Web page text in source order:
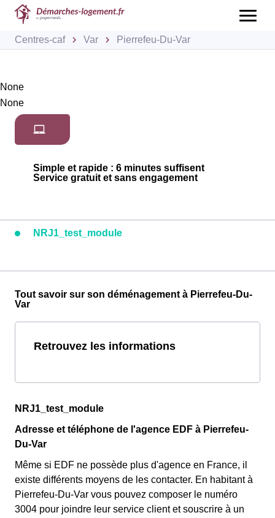
Centres-caf Var Pierrefeu-Du-Var
None
None
Simple et rapide : 6 minutes suffisent
Service gratuit et sans engagement
NRJ1_test_module
Tout savoir sur son déménagement à Pierrefeu-Du-
Var
Retrouvez les informations
NRJ1_test_module
Adresse et téléphone de l'agence EDF à Pierrefeu-
Du-Var
Même si EDF ne possède plus d'agence en France, il
existe différents moyens de les contacter. En habitant à
Pierrefeu-Du-Var vous pouvez composer le numéro
3004 pour joindre leur service client et souscrire à un